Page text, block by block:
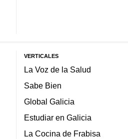
VERTICALES
La Voz de la Salud
Sabe Bien
Global Galicia
Estudiar en Galicia
La Cocina de Frabisa